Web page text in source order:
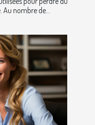
nombre de...